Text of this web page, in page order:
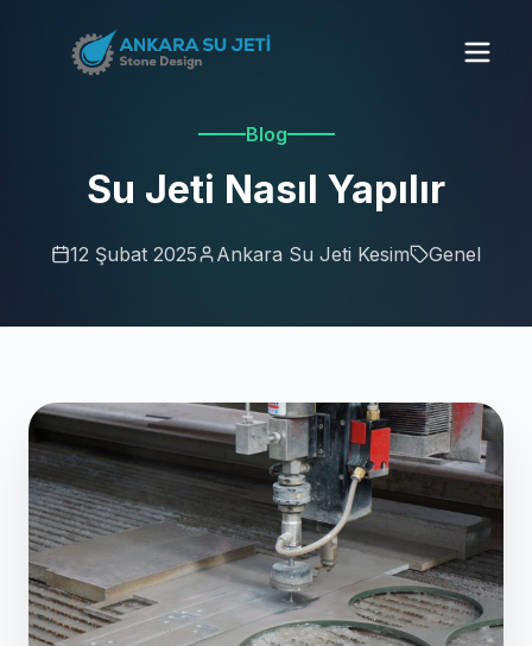
Blog
Su Jeti Nasıl Yapılır
12 Şubat 2025 Ankara Su Jeti Kesim Genel